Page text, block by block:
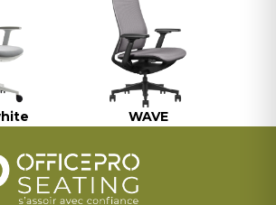
WAVE